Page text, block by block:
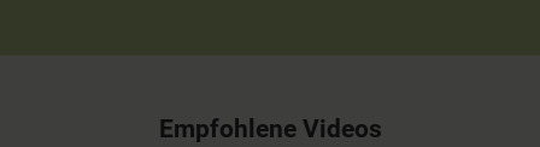
Empfohlene Videos